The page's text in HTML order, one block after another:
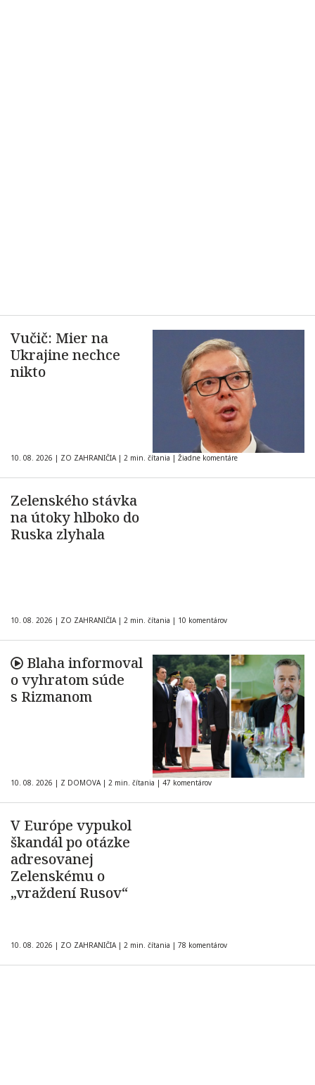
Vučič: Mier na
Ukrajine nechce
nikto
10. 08. 2026 | ZO ZAHRANIČIA | 2 min. čítania | Žiadne komentáre
Zelenského stávka
na útoky hlboko do
Ruska zlyhala
10. 08. 2026 | ZO ZAHRANIČIA | 2 min. čítania | 10 komentárov
Blaha informoval
o vyhratom súde
s Rizmanom
10. 08. 2026 | Z DOMOVA | 2 min. čítania | 47 komentárov
V Európe vypukol
škandál po otázke
adresovanej
Zelenskému o
„vraždení Rusov“
10. 08. 2026 | ZO ZAHRANIČIA | 2 min. čítania | 78 komentárov